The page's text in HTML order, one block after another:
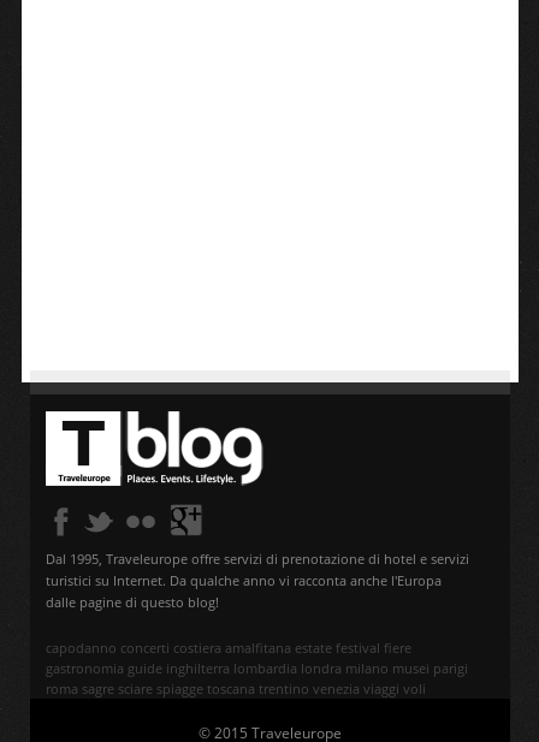
Dal 1995, Traveleurope offre servizi di prenotazione di hotel e servizi
turistici su Internet. Da qualche anno vi racconta anche l'Europa
dalle pagine di questo blog!
capodanno concerti costiera amalfitana estate festival fiere
gastronomia guide inghilterra lombardia londra milano musei parigi
roma sagre sciare spiagge toscana trentino venezia viaggi voli
© 2015 Traveleurope